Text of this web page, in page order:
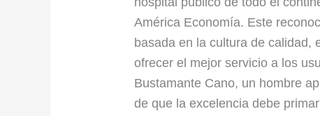
América Economía. Este
basada en la cultura de calidad,
ofrecer el mejor servicio a los
Bustamante Cano, un hombre
de que la excelencia debe
Latina”